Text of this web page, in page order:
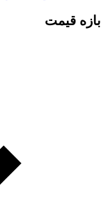
بازه قیمت